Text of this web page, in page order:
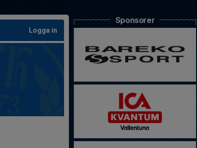
Logga in
Sponsorer